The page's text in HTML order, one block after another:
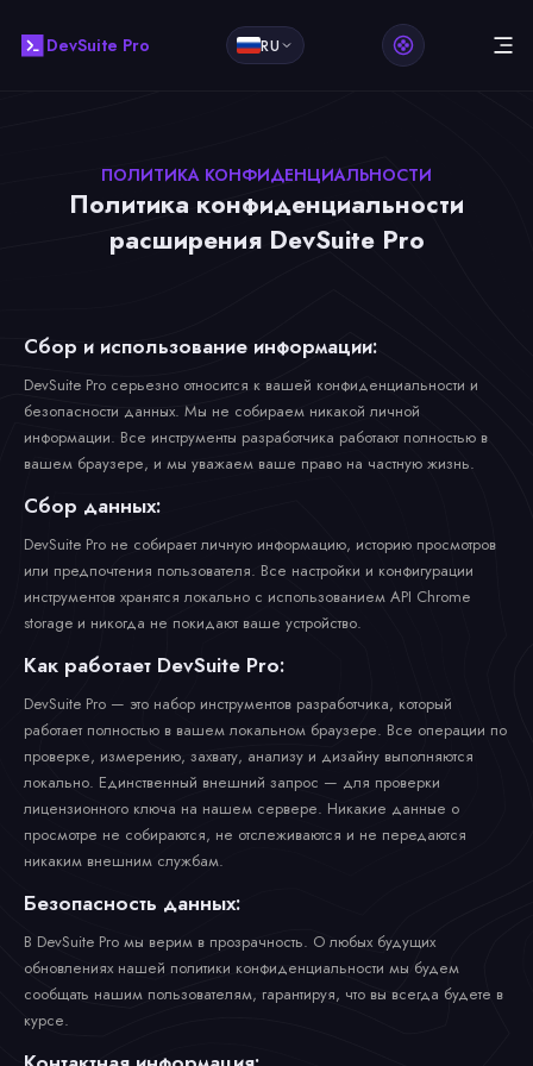
DevSuite Pro RU
ПОЛИТИКА КОНФИДЕНЦИАЛЬНОСТИ
Политика конфиденциальности
расширения DevSuite Pro
Сбор и использование информации:
DevSuite Pro серьезно относится к вашей конфиденциальности и
безопасности данных. Мы не собираем никакой личной
информации. Все инструменты разработчика работают полностью в
вашем браузере, и мы уважаем ваше право на частную жизнь.
Сбор данных:
DevSuite Pro не собирает личную информацию, историю просмотров
или предпочтения пользователя. Все настройки и конфигурации
инструментов хранятся локально с использованием API Chrome
storage и никогда не покидают ваше устройство.
Как работает DevSuite Pro:
DevSuite Pro — это набор инструментов разработчика, который
работает полностью в вашем локальном браузере. Все операции по
проверке, измерению, захвату, анализу и дизайну выполняются
локально. Единственный внешний запрос — для проверки
лицензионного ключа на нашем сервере. Никакие данные о
просмотре не собираются, не отслеживаются и не передаются
никаким внешним службам.
Безопасность данных:
В DevSuite Pro мы верим в прозрачность. О любых будущих
обновлениях нашей политики конфиденциальности мы будем
сообщать нашим пользователям, гарантируя, что вы всегда будете в
курсе.